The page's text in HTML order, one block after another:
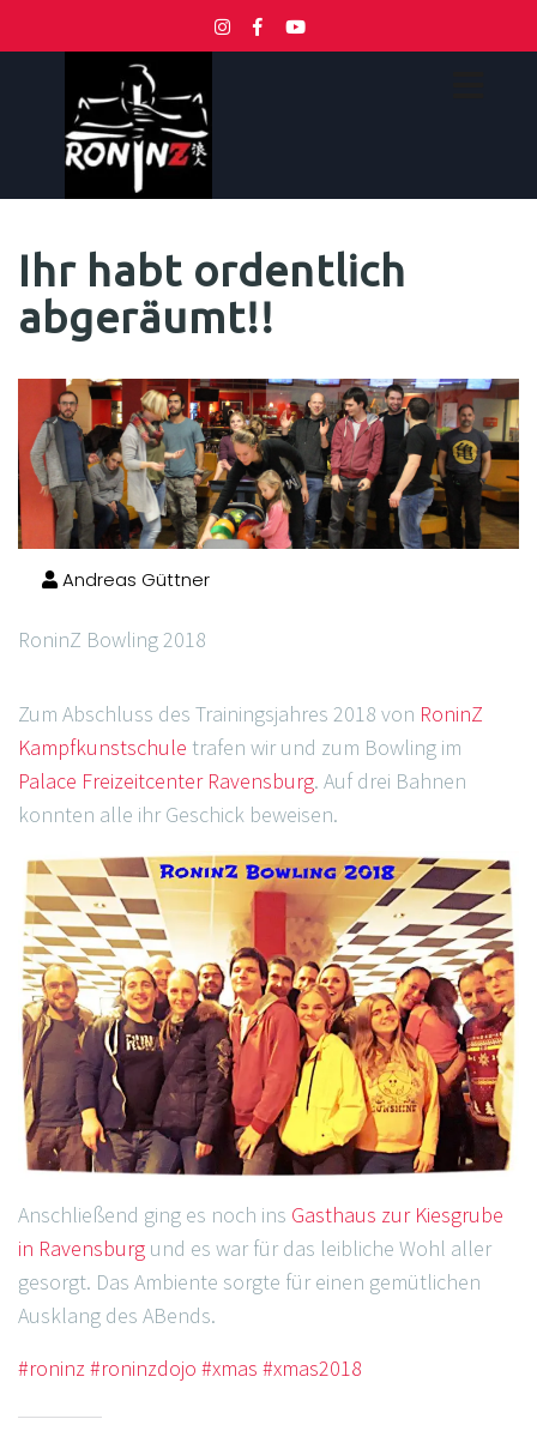
Ihr habt ordentlich
abgeräumt!!
Andreas Güttner
RoninZ Bowling 2018
Zum Abschluss des Trainingsjahres 2018 von RoninZ
Kampfkunstschule trafen wir und zum Bowling im
Palace Freizeitcenter Ravensburg. Auf drei Bahnen
konnten alle ihr Geschick beweisen.
Anschließend ging es noch ins Gasthaus zur Kiesgrube
in Ravensburg und es war für das leibliche Wohl aller
gesorgt. Das Ambiente sorgte für einen gemütlichen
Ausklang des ABends.
#roninz#roninzdojo #xmas #xmas2018